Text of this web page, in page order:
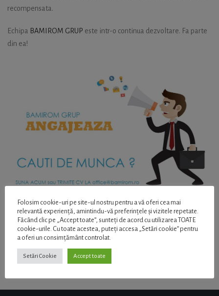
recompensata.
Echipa BAMIROM GRUP este intr-o continua dezvoltare. Fa parte
din ea!
Folosim cookie-uri pe site-ul nostru pentru a vă oferi cea mai
relevantă experiență, amintindu-vă preferințele și vizitele repetate.
Făcând clic pe „Accept toate”, sunteți de acord cu utilizarea TOATE
cookie-urile. Cu toate acestea, puteți accesa „Setări cookie” pentru
a oferi un consimțământ controlat.
Setări Cookie Accept toate